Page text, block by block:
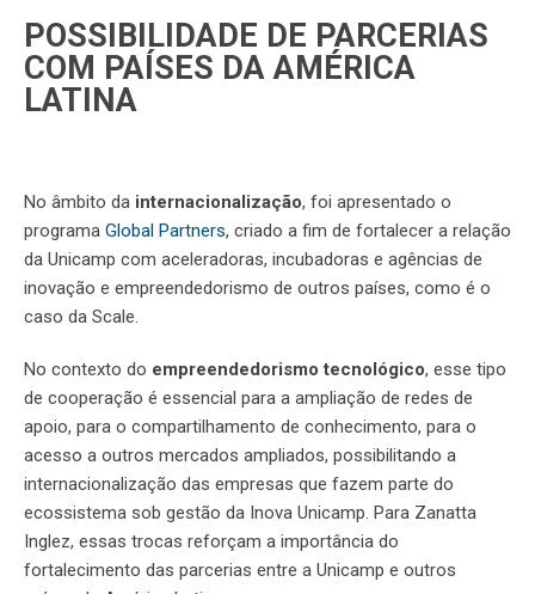
POSSIBILIDADE DE PARCERIAS
COM PAÍSES DA AMÉRICA
LATINA
No âmbito da internacionalização, foi apresentado o
programa Global Partners, criado a fim de fortalecer a relação
da Unicamp com aceleradoras, incubadoras e agências de
inovação e empreendedorismo de outros países, como é o
caso da Scale.
No contexto do empreendedorismo tecnológico, esse tipo
de cooperação é essencial para a ampliação de redes de
apoio, para o compartilhamento de conhecimento, para o
acesso a outros mercados ampliados, possibilitando a
internacionalização das empresas que fazem parte do
ecossistema sob gestão da Inova Unicamp. Para Zanatta
Inglez, essas trocas reforçam a importância do
fortalecimento das parcerias entre a Unicamp e outros